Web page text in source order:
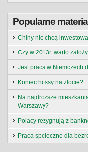
Popularne
Chiny nie chcą
Czy w 2013r. warto
Jest praca w Niemczech
Koniec hossy na złocie?
Na najdroższe
Warszawy?
Polacy rezygnują z
Praca społeczne dla